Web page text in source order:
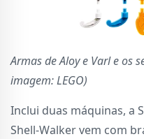
Armas de Aloy e Varl e os
imagem: LEGO)
Inclui duas máquinas, a
Shell-Walker vem com